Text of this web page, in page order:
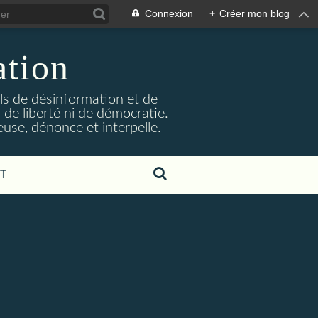
Connexion + Créer mon blog
de désinformation et de
liberté ni de démocratie.
dénonce et interpelle.